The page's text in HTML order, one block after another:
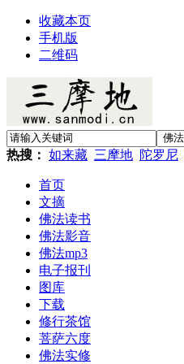
收藏本页
手机版
二维码
热搜： 如来藏 三摩地 陀罗尼
首页
文摘
佛法读书
佛法影音
佛法mp3
电子报刊
图库
下载
修行茶馆
菩萨六度
佛法实修